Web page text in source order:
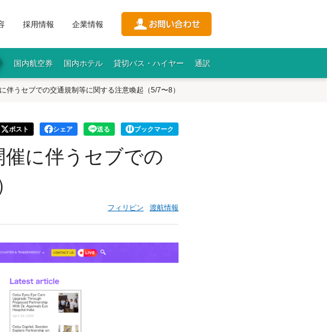
採用情報 企業情報
国内航空券 国内ホテル 貸切バス・ハイヤー 通訳
伴うセブでの交通規制等に関する注意喚起（5/7〜8）
ポスト シェア 送る ブックマーク
催に伴うセブでの
フィリピン 渡航情報